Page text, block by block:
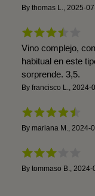
By thomas L. 2025-
Vino complejo,
habitual en este
sorprende. 3,5.
By francisco L. 2024-
By mariana M. 2024-
By tommaso B. 2024-